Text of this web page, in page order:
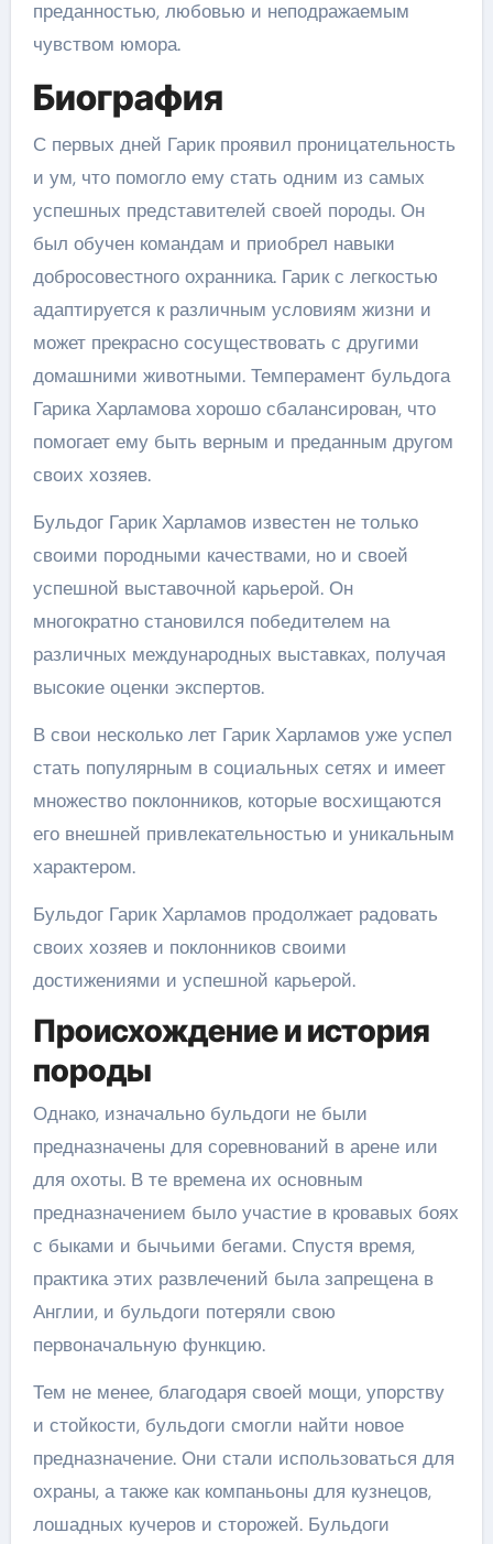
преданностью, любовью и неподражаемым
чувством юмора.
Биография
С первых дней Гарик проявил проницательность
и ум, что помогло ему стать одним из самых
успешных представителей своей породы. Он
был обучен командам и приобрел навыки
добросовестного охранника. Гарик с легкостью
адаптируется к различным условиям жизни и
может прекрасно сосуществовать с другими
домашними животными. Темперамент бульдога
Гарика Харламова хорошо сбалансирован, что
помогает ему быть верным и преданным другом
своих хозяев.
Бульдог Гарик Харламов известен не только
своими породными качествами, но и своей
успешной выставочной карьерой. Он
многократно становился победителем на
различных международных выставках, получая
высокие оценки экспертов.
В свои несколько лет Гарик Харламов уже успел
стать популярным в социальных сетях и имеет
множество поклонников, которые восхищаются
его внешней привлекательностью и уникальным
характером.
Бульдог Гарик Харламов продолжает радовать
своих хозяев и поклонников своими
достижениями и успешной карьерой.
Происхождение и история
породы
Однако, изначально бульдоги не были
предназначены для соревнований в арене или
для охоты. В те времена их основным
предназначением было участие в кровавых боях
с быками и бычьими бегами. Спустя время,
практика этих развлечений была запрещена в
Англии, и бульдоги потеряли свою
первоначальную функцию.
Тем не менее, благодаря своей мощи, упорству
и стойкости, бульдоги смогли найти новое
предназначение. Они стали использоваться для
охраны, а также как компаньоны для кузнецов,
лошадных кучеров и сторожей. Бульдоги